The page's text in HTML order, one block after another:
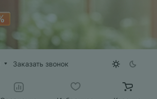
Заказать звонок